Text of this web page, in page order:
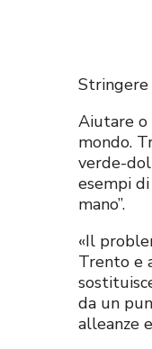
Stringere
Aiutare o
mondo.
verde-
esempi
mano”.
«Il
Trento e
da un
alleanze